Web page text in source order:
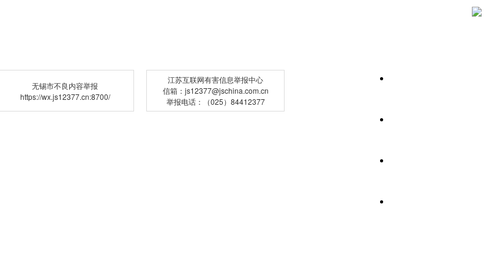
无锡市不良内容举报
https://wx.js12377.cn:8700/
江苏互联网有害信息举报中心
信箱：js12377@jschina.com.cn
举报电话：（025）84412377